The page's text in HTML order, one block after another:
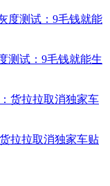
测试：9毛钱就能生
拉拉取消独家车贴